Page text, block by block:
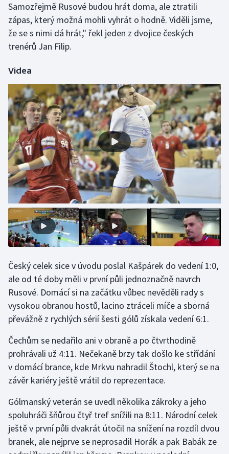
Olympijské hry
Parasport
Plážový volejbal
Ragby
Rychlobruslení
Rychlostní kanoistika
Short track
Sportovní střelba
Stolní tenis
Veslování
Vodní slalom
Ostatní
Samozřejmě Rusové budou hrát doma, ale ztratili
zápas, který možná mohli vyhrát o hodně. Viděli jsme,
že se s nimi dá hrát," řekl jeden z dvojice českých
trenérů Jan Filip.
Videa
Český celek sice v úvodu poslal Kašpárek do vedení 1:0,
ale od té doby měli v první půli jednoznačně navrch
Rusové. Domácí si na začátku vůbec nevěděli rady s
vysokou obranou hostů, lacino ztráceli míče a sborná
převážně z rychlých sérií šesti gólů získala vedení 6:1.
Čechům se nedařilo ani v obraně a po čtvrthodině
prohrávali už 4:11. Nečekaně brzy tak došlo ke střídání
v domácí brance, kde Mrkvu nahradil Štochl, který se na
závěr kariéry ještě vrátil do reprezentace.
Gólmanský veterán se uvedl několika zákroky a jeho
spoluhráči šňůrou čtyř tref snížili na 8:11. Národní celek
ještě v první půli dvakrát útočil na snížení na rozdíl dvou
branek, ale nejprve se neprosadil Horák a pak Babák ze